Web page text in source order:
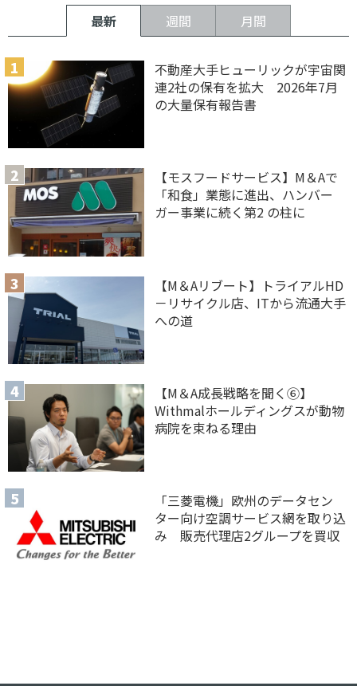
最新 週間 月間
不動産大手ヒューリックが宇宙関
連2社の保有を拡大 2026年7月
の大量保有報告書
【モスフードサービス】M＆Aで
「和食」業態に進出、ハンバー
ガー事業に続く第2 の柱に
【M＆Aリブート】トライアルHD
－リサイクル店、ITから流通大手
への道
【M＆A 成長戦略を聞く⑥】
Withmalホールディングスが動物
病院を束ねる理由
「三菱電機」欧州のデータセン
ター向け空調サービス網を取り込
み 販売代理店2グループを買収